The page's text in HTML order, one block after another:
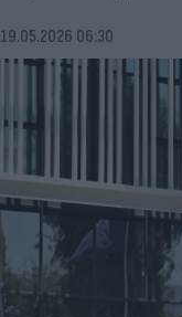
19.05.2026 06:30